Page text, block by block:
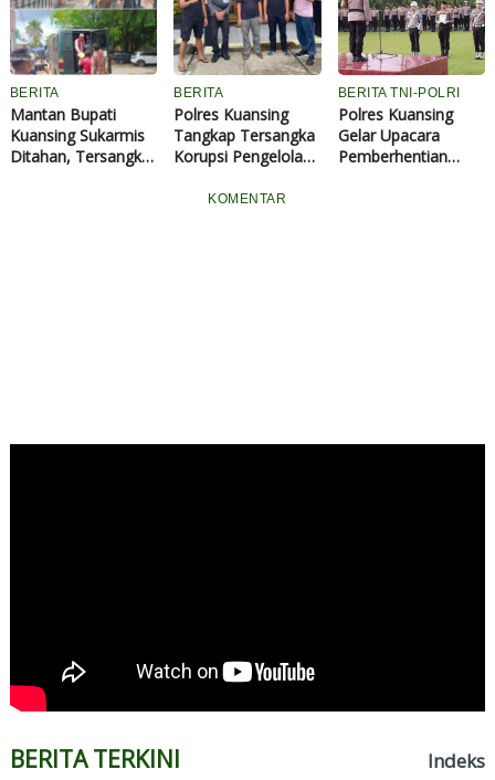
BERITA
Mantan Bupati
Kuansing Sukarmis
Ditahan, Tersangka
BERITA
Polres Kuansing
Tangkap Tersangka
Korupsi Pengelolaan
yang Kabur ke Jawa
BERITA TNI-POLRI
Polres Kuansing
Gelar Upacara
Pemberhentian
KOMENTAR
BERITA TERKINI Indeks